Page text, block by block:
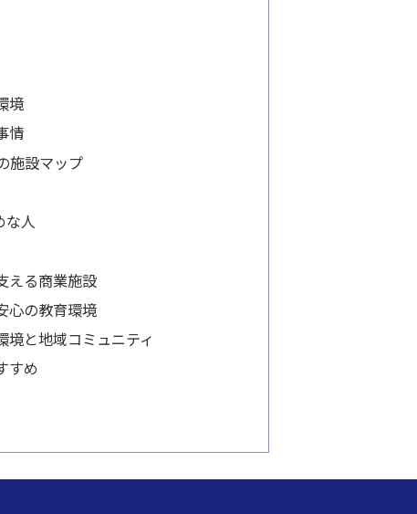
境
情
施設マップ
な人
える商業施設
心の教育環境
境と地域コミュニティ
すめ